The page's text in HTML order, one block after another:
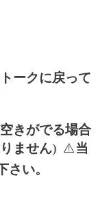
トークに戻って
きがでる場合
ません) ⚠️当
さい。